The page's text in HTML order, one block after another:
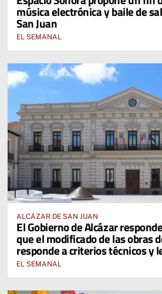
música electrónica y baile de
San Juan
EL SEMANAL
ALCÁZAR DE SAN JUAN
El Gobierno de Alcázar
que el modificado de las obras
responde a criterios técnicos y
EL SEMANAL